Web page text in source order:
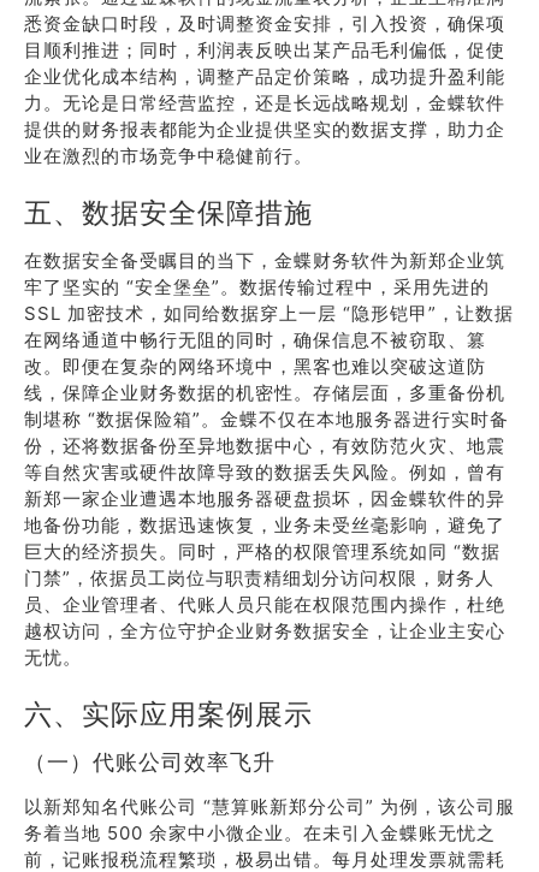
悉资金缺口时段，及时调整资金安排，引入投资，确保项
目顺利推进；同时，利润表反映出某产品毛利偏低，促使
企业优化成本结构，调整产品定价策略，成功提升盈利能
力。无论是日常经营监控，还是长远战略规划，金蝶软件
提供的财务报表都能为企业提供坚实的数据支撑，助力企
业在激烈的市场竞争中稳健前行。
五、数据安全保障措施
在数据安全备受瞩目的当下，金蝶财务软件为新郑企业筑
牢了坚实的 “安全堡垒”。数据传输过程中，采用先进的
SSL 加密技术，如同给数据穿上一层 “隐形铠甲”，让数据
在网络通道中畅行无阻的同时，确保信息不被窃取、篡
改。即便在复杂的网络环境中，黑客也难以突破这道防
线，保障企业财务数据的机密性。存储层面，多重备份机
制堪称 “数据保险箱”。金蝶不仅在本地服务器进行实时备
份，还将数据备份至异地数据中心，有效防范火灾、地震
等自然灾害或硬件故障导致的数据丢失风险。例如，曾有
新郑一家企业遭遇本地服务器硬盘损坏，因金蝶软件的异
地备份功能，数据迅速恢复，业务未受丝毫影响，避免了
巨大的经济损失。同时，严格的权限管理系统如同 “数据
门禁”，依据员工岗位与职责精细划分访问权限，财务人
员、企业管理者、代账人员只能在权限范围内操作，杜绝
越权访问，全方位守护企业财务数据安全，让企业主安心
无忧。
六、实际应用案例展示
（一）代账公司效率飞升
以新郑知名代账公司 “慧算账新郑分公司” 为例，该公司服
务着当地 500 余家中小微企业。在未引入金蝶账无忧之
前，记账报税流程繁琐，极易出错。每月处理发票就需耗